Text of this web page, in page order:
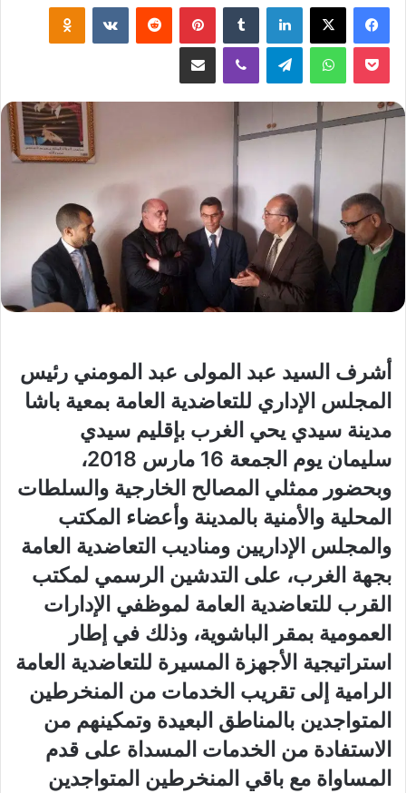
لينكدإن بينتيريست
واتساب
أشرف السيد عبد المولى عبد المومني رئيس
المجلس الإداري للتعاضدية العامة بمعية باشا
مدينة سيدي يحي الغرب بإقليم سيدي
سليمان يوم الجمعة 16 مارس 2018،
وبحضور ممثلي المصالح الخارجية والسلطات
المحلية والأمنية بالمدينة وأعضاء المكتب
والمجلس الإداريين ومناديب التعاضدية العامة
بجهة الغرب، على التدشين الرسمي لمكتب
القرب للتعاضدية العامة لموظفي الإدارات
العمومية بمقر الباشوية، وذلك في إطار
استراتيجية الأجهزة المسيرة للتعاضدية العامة
الرامية إلى تقريب الخدمات من المنخرطين
المتواجدين بالمناطق البعيدة وتمكينهم من
الاستفادة من الخدمات المسداة على قدم
المساواة مع باقي المنخرطين المتواجدين